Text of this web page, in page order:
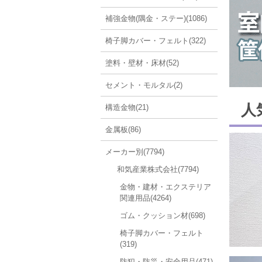
補強金物(隅金・ステー)(1086)
椅子脚カバー・フェルト(322)
塗料・壁材・床材(52)
セメント・モルタル(2)
構造金物(21)
金属板(86)
メーカー別(7794)
和気産業株式会社(7794)
金物・建材・エクステリア
関連用品(4264)
ゴム・クッション材(698)
椅子脚カバー・フェルト
(319)
人